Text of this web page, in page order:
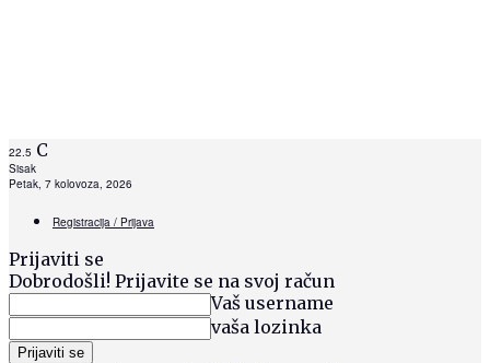
22.5 C
Sisak
Petak, 7 kolovoza, 2026
Registracija / Prijava
Prijaviti se
Dobrodošli! Prijavite se na svoj račun
Vaš username
vaša lozinka